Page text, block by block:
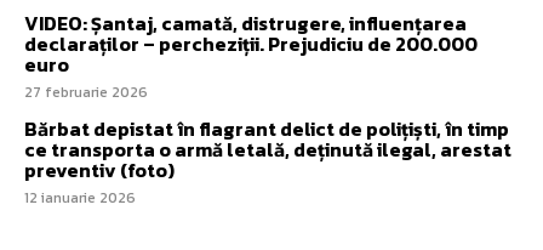
VIDEO: Șantaj, camată, distrugere, influențarea
declaraților – percheziții. Prejudiciu de 200.000
euro
27 februarie 2026
Bărbat depistat în flagrant delict de polițiști, în timp
ce transporta o armă letală, deținută ilegal, arestat
preventiv (foto)
12 ianuarie 2026